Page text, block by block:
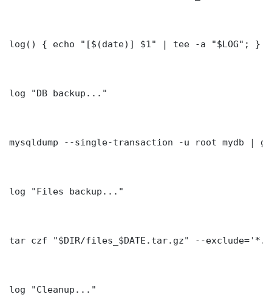
log() { echo "[$(date)] $1" | tee -a "$LOG"; }
log "DB backup..."
mysqldump --single-transaction -u root mydb |
log "Files backup..."
tar czf "$DIR/files_$DATE.tar.gz" --
log "Cleanup..."